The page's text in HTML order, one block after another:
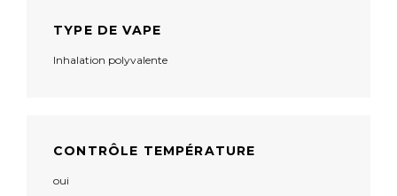
TYPE DE VAPE
Inhalation polyvalente
CONTRÔLE TEMPÉRATURE
oui